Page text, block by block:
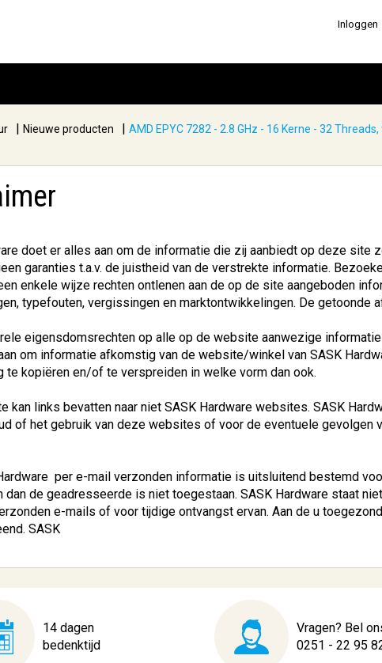
Inloggen
| Nieuwe producten | AMD EPYC 7282 - 2.8 GHz - 16 Kerne - 32
doet er alles aan om de informatie die zij aanbiedt op deze site
garanties t.a.v. de juistheid van de verstrekte informatie.
enkele wijze rechten ontlenen aan de op de site aangeboden
typefouten, vergissingen en marktontwikkelingen. De getoonde
eigensdomsrechten op alle op de website aanwezige
om informatie afkomstig van de website/winkel van SASK
te kopiëren en/of te verspreiden in welke vorm dan ook.
kan links bevatten naar niet SASK Hardware websites. SASK
of het gebruik van deze websites of voor de eventuele gevolgen
per e-mail verzonden informatie is uitsluitend bestemd
dan de geadresseerde is niet toegestaan. SASK Hardware staat
e-mails of voor tijdige ontvangst ervan. Aan de u
SASK
14 dagen
bedenktijd
Vragen? Bel
0251 - 22 95